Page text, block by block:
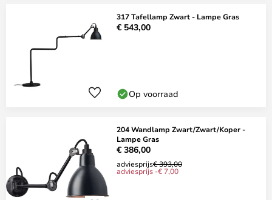
317 Tafellamp Zwart - Lampe Gras
€ 543,00
Op voorraad
204 Wandlamp Zwart/Zwart/Koper -
Lampe Gras
€ 386,00
adviesprijs€ 393,00
adviesprijs -€ 7,00